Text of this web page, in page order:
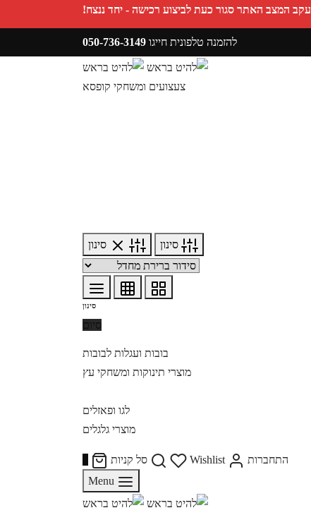
עקב המצב האתר סגור כעת לביצוע רכישה - יחד ננצח!
להזמנה טלפונית חייגו 050-736-3149
מעקב הזמנות
צעצועים ומשחקי קופסא
בובות ועגלות לבובות
מוצרי תינוקות ומשחקי עץ
לגו ופאזלים
מוצרי גלגלים
התחברות Wishlist סל קניות
Menu
סינון סינון
סינון
סיום